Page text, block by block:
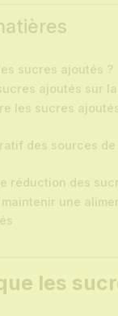
sucres ajoutés ?
ajoutés sur
les sucres
des sources
réduction des
une
les